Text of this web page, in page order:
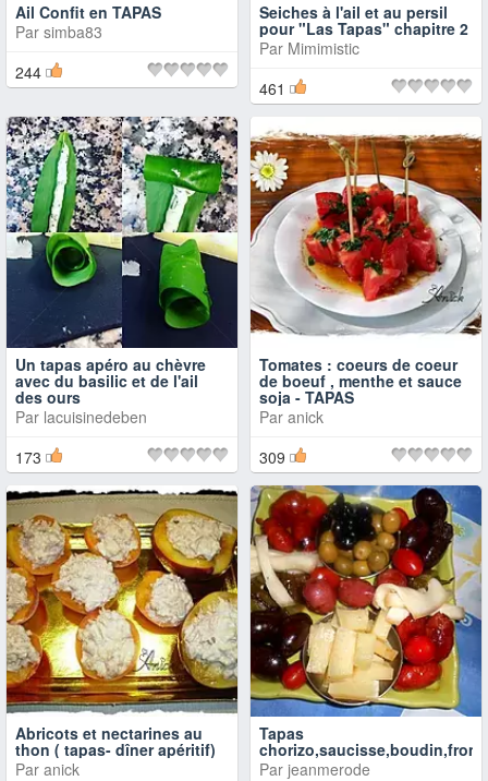
Ail Confit en TAPAS
Par simba83
244
Seiches à l'ail et au persil
pour "Las Tapas" chapitre 2
Par Mimimistic
461
Un tapas apéro au chèvre
avec du basilic et de l'ail
des ours
Par lacuisinedeben
173
Tomates : coeurs de coeur
de boeuf , menthe et sauce
soja - TAPAS
Par anick
309
Abricots et nectarines au
thon ( tapas- dîner apéritif)
Par anick
Tapas
Par jeanmerode